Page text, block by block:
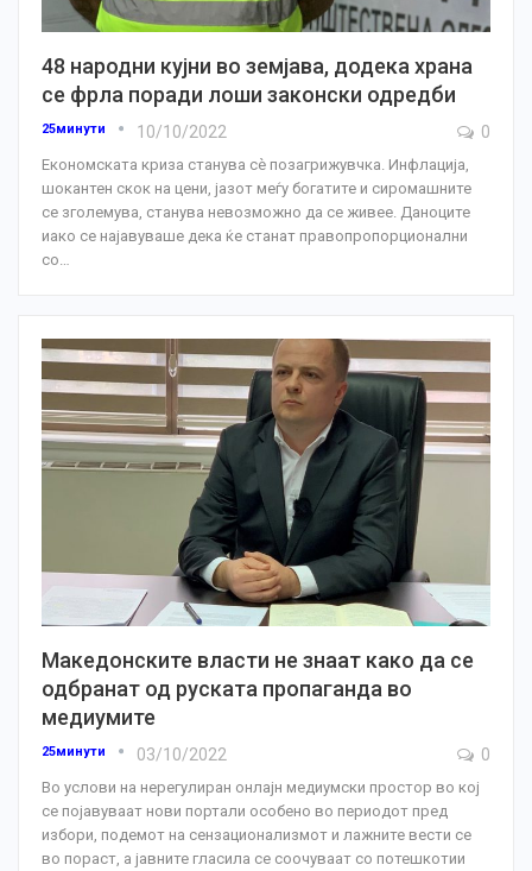
48 народни кујни во земјава, додека храна
се фрла поради лоши законски одредби
25минути 10/10/2022 0
Економската криза станува сè позагрижувчка. Инфлација,
шокантен скок на цени, јазот меѓу богатите и сиромашните
се зголемува, станува невозможно да се живее. Даноците
иако се најавуваше дека ќе станат правопропорционални
со
Македонските власти не знаат како да се
одбранат од руската пропаганда во
медиумите
25минути 03/10/2022 0
Во услови на нерегулиран онлајн медиумски простор во кој
се појавуваат нови портали особено во периодот пред
избори, подемот на сензационализмот и лажните вести се
во пораст, а јавните гласила се соочуваат со потешкотии